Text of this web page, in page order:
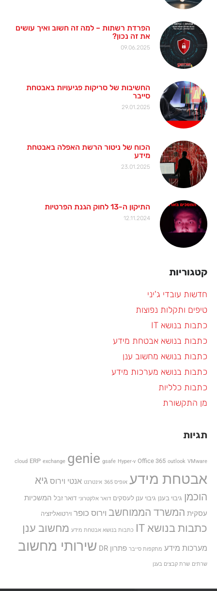
הפרדת רשתות – למה זה חשוב ואיך עושים
את זה נכון?
09.06.2025
החשיבות של סריקות פגיעויות באבטחת
סייבר
29.01.2025
הכוח של ניטור הרשת האפלה באבטחת
מידע
23.01.2025
התיקון ה-13 לחוק הגנת הפרטיות
12.11.2024
קטגוריות
חדשות עובדי ג'יני
טיפים ותקלות נפוצות
כתבות בנושא IT
כתבות בנושא אבטחת מידע
כתבות בנושא מחשוב ענן
כתבות בנושא מערכות מידע
כתבות כלליות
מן התקשורת
תגיות
cloud ERP exchange genie gsafe Hyper-v Office 365 outlook VMware
אבטחת מידע אופיס 365 אינטרנט אנטי וירוס גיא
הוכמן גיבוי בענן גיבוי ענן לעסקים דואר אלקטרוני דואר זבל המשכיות
עסקית המשרד הממוחשב וירוס כופר וירטואליזציה
כתבות בנושא IT כתבות בנושא אבטחת מידע מחשוב ענן
מערכות מידע מתקפות סייבר פתרון DR שירותי מחשוב
שרתים שרת קבצים בענן